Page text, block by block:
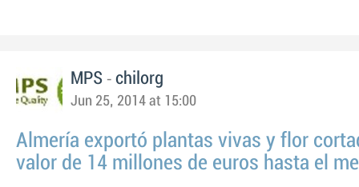
MPS - chilorg
Jun 25, 2014 at 15:00
Almería exportó plantas vivas y flor
valor de 14 millones de euros hasta el